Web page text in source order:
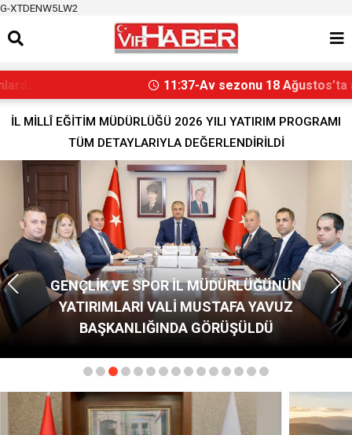
G-XTDENW5LW2
11:37-Av sezonu 18 Ağustos’ta açılacak
İL MİLLÎ EĞİTİM MÜDÜRLÜĞÜ 2026 YILI YATIRIM PROGRAMI
TÜM DETAYLARIYLA DEĞERLENDİRİLDİ
ADANA 01 FK'DA TRANSFER SON HIZ DEVAM
EDİYOR